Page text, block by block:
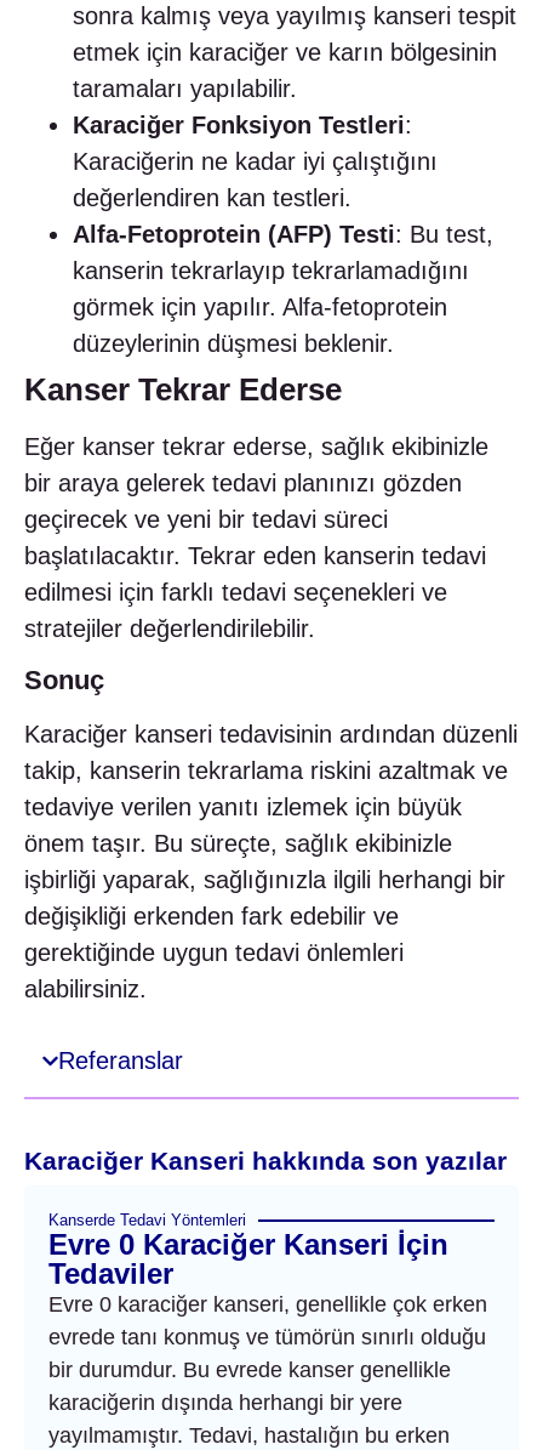
sonra kalmış veya yayılmış kanseri tespit
etmek için karaciğer ve karın bölgesinin
taramaları yapılabilir.
Karaciğer Fonksiyon Testleri:
Karaciğerin ne kadar iyi çalıştığını
değerlendiren kan testleri.
Alfa-Fetoprotein (AFP) Testi: Bu test,
kanserin tekrarlayıp tekrarlamadığını
görmek için yapılır. Alfa-fetoprotein
düzeylerinin düşmesi beklenir.
Kanser Tekrar Ederse
Eğer kanser tekrar ederse, sağlık ekibinizle
bir araya gelerek tedavi planınızı gözden
geçirecek ve yeni bir tedavi süreci
başlatılacaktır. Tekrar eden kanserin tedavi
edilmesi için farklı tedavi seçenekleri ve
stratejiler değerlendirilebilir.
Sonuç
Karaciğer kanseri tedavisinin ardından düzenli
takip, kanserin tekrarlama riskini azaltmak ve
tedaviye verilen yanıtı izlemek için büyük
önem taşır. Bu süreçte, sağlık ekibinizle
işbirliği yaparak, sağlığınızla ilgili herhangi bir
değişikliği erkenden fark edebilir ve
gerektiğinde uygun tedavi önlemleri
alabilirsiniz.
Referanslar
Karaciğer Kanseri hakkında son yazılar
Kanserde Tedavi Yöntemleri
Evre 0 Karaciğer Kanseri İçin
Tedaviler
Evre 0 karaciğer kanseri, genellikle çok erken
evrede tanı konmuş ve tümörün sınırlı olduğu
bir durumdur. Bu evrede kanser genellikle
karaciğerin dışında herhangi bir yere
yayılmamıştır. Tedavi, hastalığın bu erken